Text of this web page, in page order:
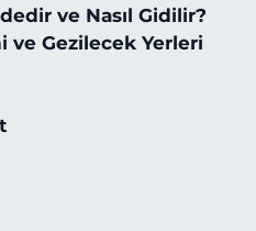
ve Nasıl Gidilir?
ve Gezilecek Yerleri